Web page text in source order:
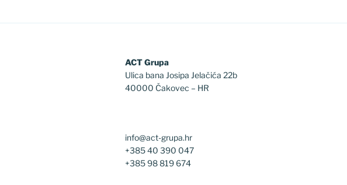
ACT Grupa
Ulica bana Josipa Jelačića 22b
40000 Čakovec – HR
info@act-grupa.hr
+385 40 390 047
+385 98 819 674